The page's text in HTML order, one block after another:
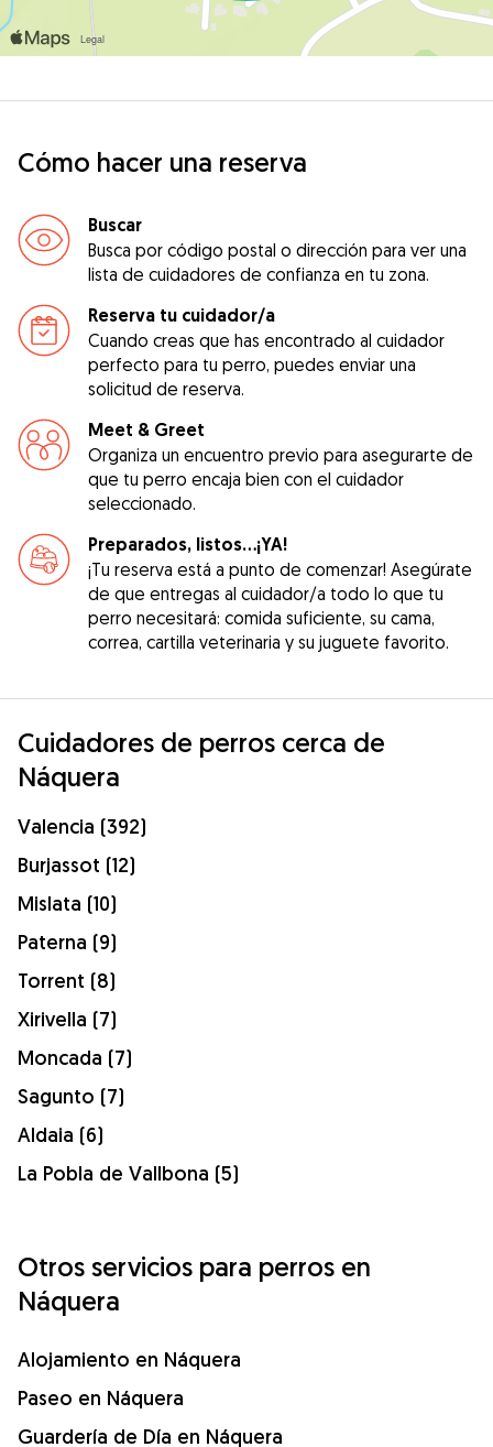
Cómo hacer una reserva
Buscar
Busca por código postal o dirección para ver una
lista de cuidadores de confianza en tu zona.
Reserva tu cuidador/a
Cuando creas que has encontrado al cuidador
perfecto para tu perro, puedes enviar una
solicitud de reserva.
Meet & Greet
Organiza un encuentro previo para asegurarte de
que tu perro encaja bien con el cuidador
seleccionado.
Preparados, listos...¡YA!
¡Tu reserva está a punto de comenzar! Asegúrate
de que entregas al cuidador/a todo lo que tu
perro necesitará: comida suficiente, su cama,
correa, cartilla veterinaria y su juguete favorito.
Cuidadores de perros cerca de
Náquera
Valencia (392)
Burjassot (12)
Mislata (10)
Paterna (9)
Torrent (8)
Xirivella (7)
Moncada (7)
Sagunto (7)
Aldaia (6)
La Pobla de Vallbona (5)
Otros servicios para perros en
Náquera
Alojamiento en Náquera
Paseo en Náquera
Guardería de Día en Náquera